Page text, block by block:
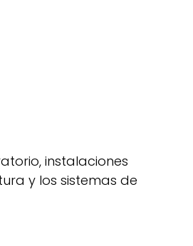
instalaciones
y los sistemas de